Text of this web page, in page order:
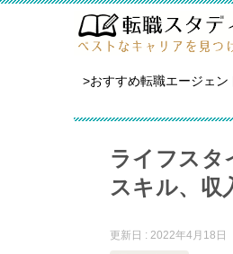
>おすすめ転職エージェン
ライフスタ
スキル、収
更新日 : 2022年4月18日